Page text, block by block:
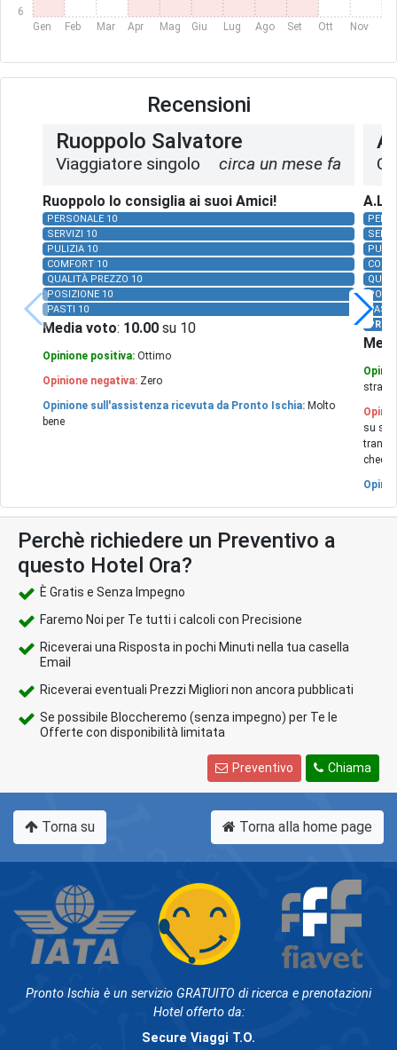
Gen Feb Mar Apr Mag Giu Lug Ago Set Ott Nov
6
Recensioni
Ruoppolo Salvatore
Viaggiatore singolo circa un mese fa
Ruoppolo lo consiglia ai suoi Amici!
PERSONALE 10
SERVIZI 10
PULIZIA 10
COMFORT 10
QUALITÀ PREZZO 10
POSIZIONE 10
PASTI 10
Media voto: 10.00 su 10
Opinione positiva: Ottimo
Opinione negativa: Zero
Opinione sull'assistenza ricevuta da Pronto Ischia: Molto
bene
A.L.
su
check
Perchè richiedere un Preventivo a
questo Hotel Ora?
È Gratis e Senza Impegno
Faremo Noi per Te tutti i calcoli con Precisione
Riceverai una Risposta in pochi Minuti nella tua casella
Email
Riceverai eventuali Prezzi Migliori non ancora pubblicati
Se possibile Bloccheremo (senza impegno) per Te le
Offerte con disponibilità limitata
Chiama
Preventivo
Torna su Torna alla home page
Pronto Ischia è un servizio GRATUITO di ricerca e prenotazioni
Hotel offerto da:
Secure Viaggi T.O.